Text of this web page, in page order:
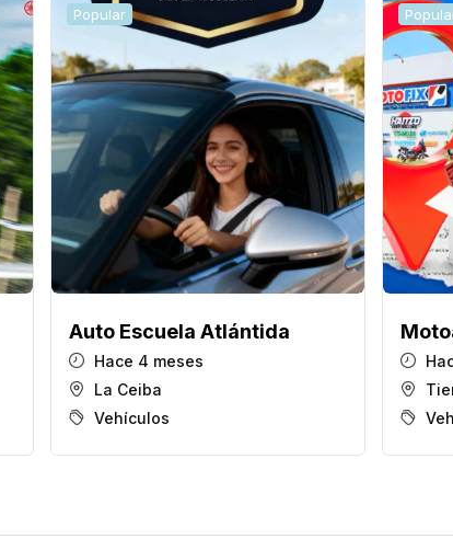
Popular
Auto Escuela Atlántida
Hace 4 meses
La Ceiba
Vehículos